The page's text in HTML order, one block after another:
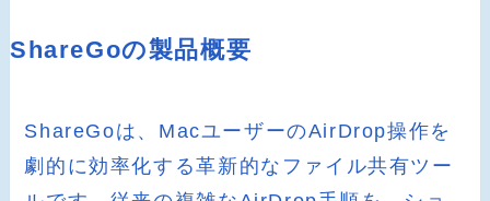
ShareGoの製品概要
ShareGoは、MacユーザーのAirDrop操作を
劇的に効率化する革新的なファイル共有ツー